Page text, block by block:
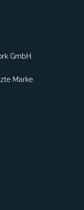
GmbH.
Marke.